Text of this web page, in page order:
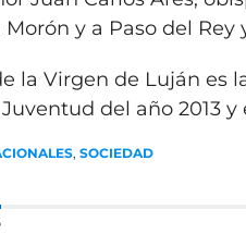
y a Paso del
la Virgen de Luján es
del año 2013
,SOCIEDAD